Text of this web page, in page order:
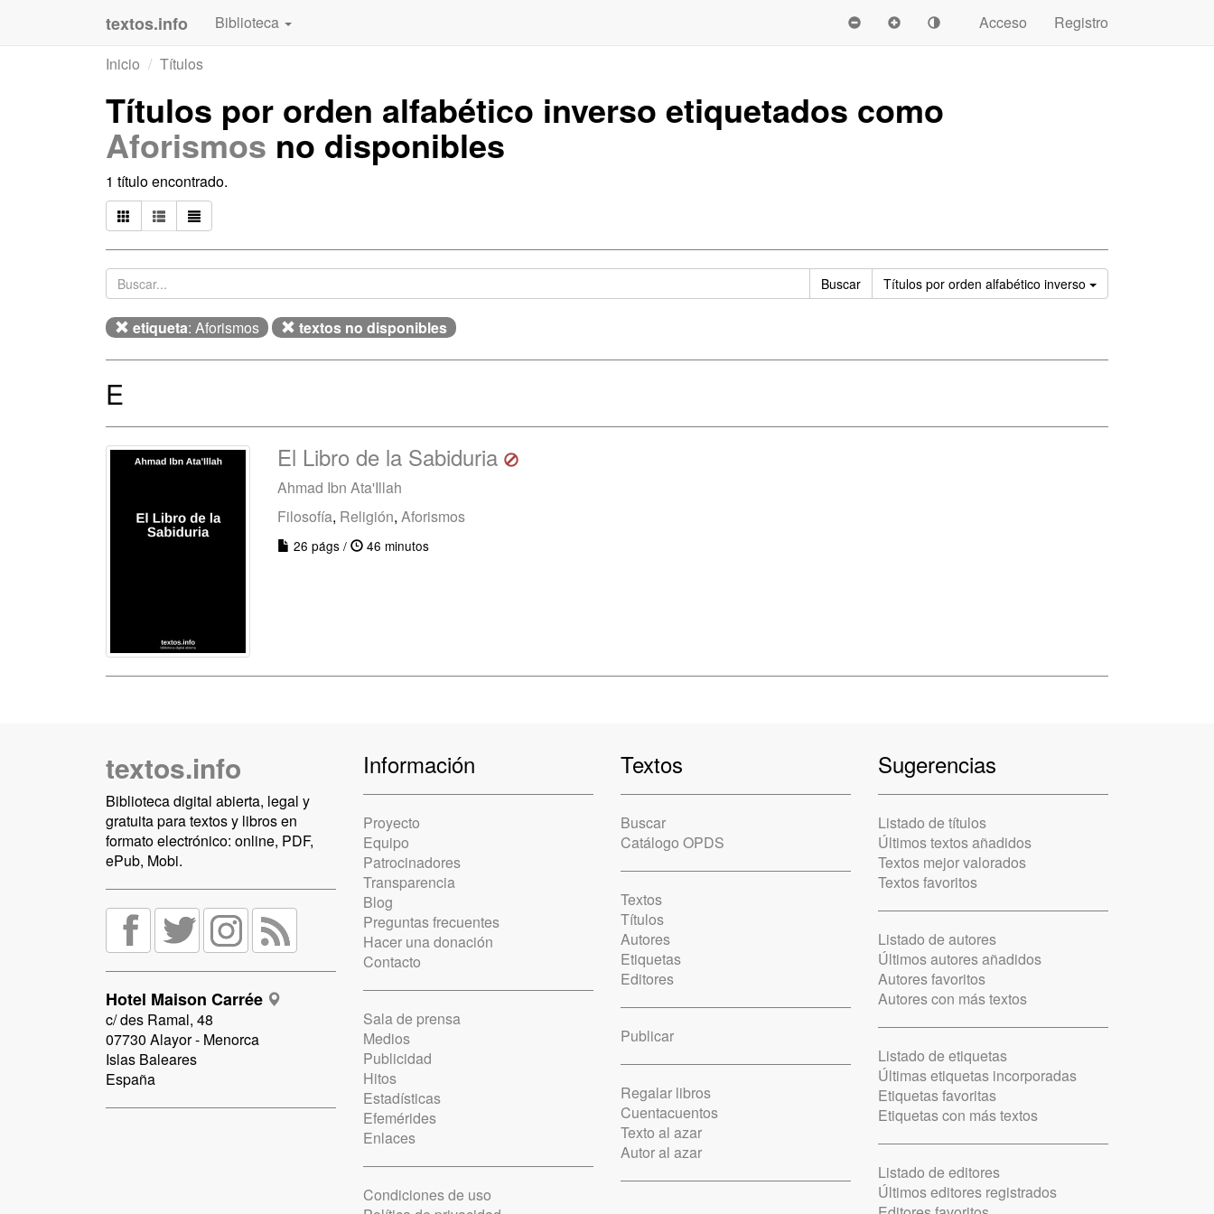
textos.info Biblioteca Acceso
Registro
Inicio
Títulos
Títulos por orden alfabético inverso etiquetados como
Aforismos no disponibles
1 título encontrado.
Buscar Títulos por orden alfabético inverso Ordenar
etiqueta: Aforismos textos no disponibles
E
El Libro de la Sabiduria
Ahmad Ibn Ata'Illah
Filosofía, Religión, Aforismos
26 págs / 46 minutos
textos.info
Biblioteca digital abierta, legal y
gratuita para textos y libros en
formato electrónico: online, PDF,
ePub, Mobi.
Hotel Maison Carrée
c/ des Ramal, 48
07730 Alayor - Menorca
Islas Baleares
España
Información
Proyecto
Equipo
Patrocinadores
Transparencia
Blog
Preguntas frecuentes
Hacer una donación
Contacto
Sala de prensa
Medios
Publicidad
Hitos
Estadísticas
Efemérides
Enlaces
Condiciones de uso
Textos
Buscar
Catálogo OPDS
Textos
Títulos
Autores
Etiquetas
Editores
Publicar
Regalar libros
Cuentacuentos
Texto al azar
Autor al azar
Sugerencias
Listado de títulos
Últimos textos añadidos
Textos mejor valorados
Textos favoritos
Listado de autores
Últimos autores añadidos
Autores favoritos
Autores con más textos
Listado de etiquetas
Últimas etiquetas incorporadas
Etiquetas favoritas
Etiquetas con más textos
Listado de editores
Últimos editores registrados